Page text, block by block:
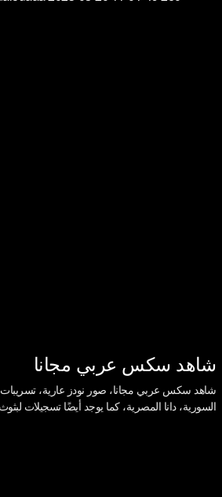
شاهد سكس عربي مجانا
شاهد سكس عربي مجانا، صور نودز عارية، تسريبات
السورية، دانا المصرية، كما يوجد أيضًا تسجيلات